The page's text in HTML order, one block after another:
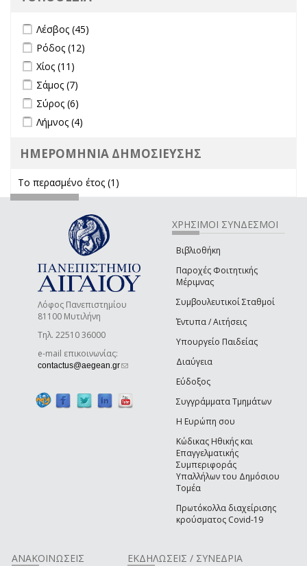
Apply Λέσβος filter
Λέσβος (45)
Apply Ρόδος filter
Ρόδος (12)
Apply Χίος filter
Χίος (11)
Apply Σάμος filter
Σάμος (7)
Apply Σύρος filter
Σύρος (6)
Apply Λήμνος filter
Λήμνος (4)
ΗΜΕΡΟΜΗΝΙΑ ΔΗΜΟΣΙΕΥΣΗΣ
Το περασμένο έτος (1)
Λόφος Πανεπιστημίου
81100 Μυτιλήνη
Τηλ. 22510 36000
e-mail επικοινωνίας:
contactus@aegean.gr(link sends e-mail)
ΧΡΗΣΙΜΟΙ ΣΥΝΔΕΣΜΟΙ
Βιβλιοθήκη
Παροχές Φοιτητικής
Μέριμνας
Συμβουλευτικοί Σταθμοί
Έντυπα / Αιτήσεις
Υπουργείο Παιδείας
Διαύγεια
Εύδοξος
Συγγράμματα Τμημάτων
Η Ευρώπη σου
Κώδικας Ηθικής και
Επαγγελματικής
Συμπεριφοράς
Υπαλλήλων του Δημόσιου
Τομέα
Πρωτόκολλα διαχείρισης
κρούσματος Covid-19
ΑΝΑΚΟΙΝΩΣΕΙΣ ΕΚΔΗΛΩΣΕΙΣ / ΣΥΝΕΔΡΙΑ